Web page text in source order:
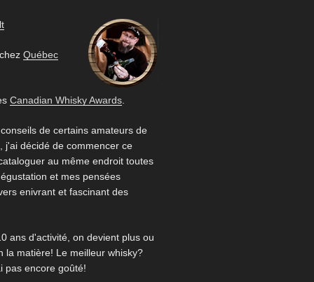
Québec
Canadian Whisky Awards.
de certains amateurs de
j'ai décidé de commencer ce
au même endroit toutes
et mes pensées
enivrant et fascinant des
ans d'activité, on devient plus ou
la matière! Le meilleur whisky?
pas encore goûté!